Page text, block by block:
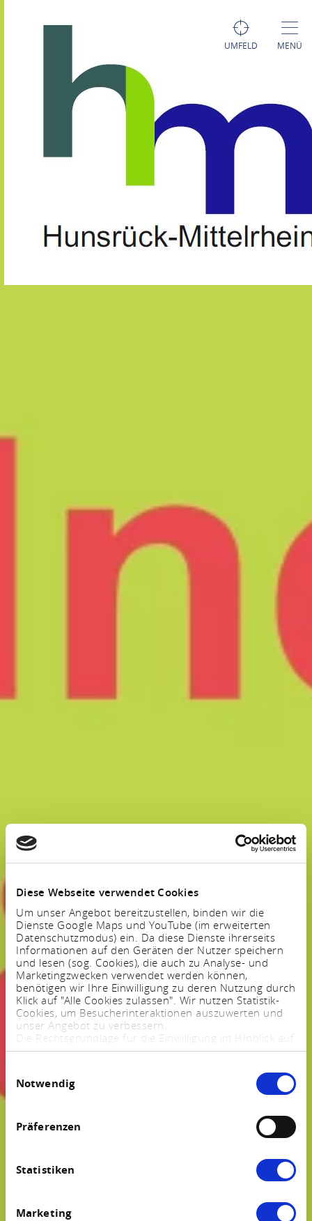
Diese Webseite verwendet Cookies
Um unser Angebot bereitzustellen, binden wir die
Dienste Google Maps und YouTube (im erweiterten
Datenschutzmodus) ein. Da diese Dienste ihrerseits
Informationen auf den Geräten der Nutzer speichern
und lesen (sog. Cookies), die auch zu Analyse- und
Marketingzwecken verwendet werden können,
benötigen wir Ihre Einwilligung zu deren Nutzung durch
Klick auf "Alle Cookies zulassen". Wir nutzen Statistik-
Cookies, um Besucherinteraktionen auszuwerten und
unser Angebot zu verbessern.
Die Rechtsgrundlage für die Einwilligung im HInblick auf
die Speicherung und das Auslesen von Informationen
Verarbeitung personenbezogener Daten Art. 6 Abs. 1
lit. a DSGVO.
widerrufen. Weitere Informationen finden Sie in
Notwendig
Präferenzen
Statistiken
Marketing
UMFELD MENÜ